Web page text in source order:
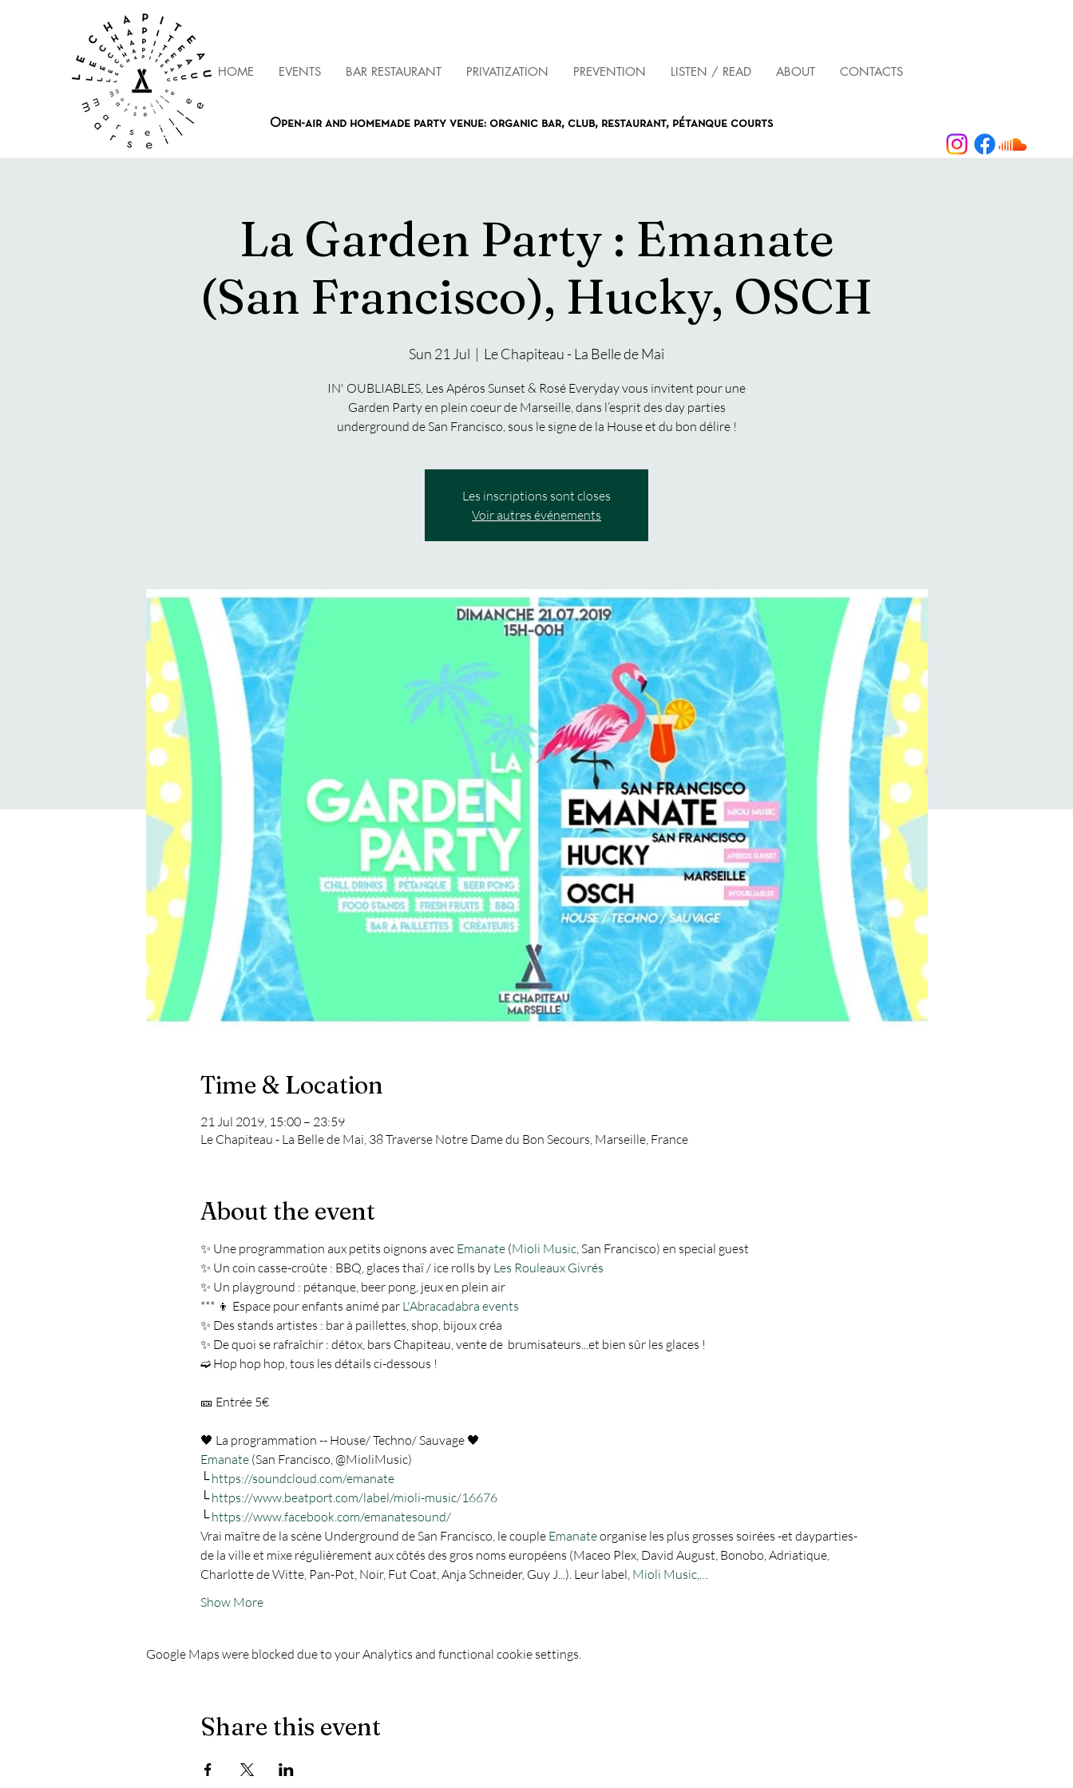
Open-air and homemade party venue: organic bar, club, restaurant, pétanque courts
HOME EVENTS BAR RESTAURANT PRIVATIZATION PREVENTION LISTEN / READ ABOUT CONTACTS
La Garden Party : Emanate
(San Francisco), Hucky, OSCH
Sun 21 Jul
  |
Le Chapiteau - La Belle de Mai
IN' OUBLIABLES, Les Apéros Sunset & Rosé Everyday vous invitent pour une
Garden Party en plein coeur de Marseille, dans l’esprit des day parties
underground de San Francisco, sous le signe de la House et du bon délire !
Les inscriptions sont closes
Voir autres événements
Time & Location
21 Jul 2019, 15:00 – 23:59
Le Chapiteau - La Belle de Mai, 38 Traverse Notre Dame du Bon Secours, Marseille, France
About the event
✨ Une programmation aux petits oignons avec Emanate (Mioli Music, San Francisco) en special guest
✨ Un coin casse-croûte : BBQ, glaces thaï / ice rolls by Les Rouleaux Givrés
✨ Un playground : pétanque, beer pong, jeux en plein air
*** 👦 Espace pour enfants animé par L'Abracadabra events
✨ Des stands artistes : bar à paillettes, shop, bijoux créa
✨ De quoi se rafraîchir : détox, bars Chapiteau, vente de  brumisateurs...et bien sûr les glaces !
🎫 Entrée 5€
Emanate (San Francisco, @MioliMusic)
└ https://soundcloud.com/emanate
└ https://www.beatport.com/label/mioli-music/16676
└ https://www.facebook.com/emanatesound/
Vrai maître de la scène Underground de San Francisco, le couple Emanate organise les plus grosses soirées -et dayparties-
de la ville et mixe régulièrement aux côtés des gros noms européens (Maceo Plex, David August, Bonobo, Adriatique,
Charlotte de Witte, Pan-Pot, Noir, Fut Coat, Anja Schneider, Guy J...). Leur label, Mioli Music,…
Show More
Google Maps were blocked due to your Analytics and functional cookie settings.
Share this event